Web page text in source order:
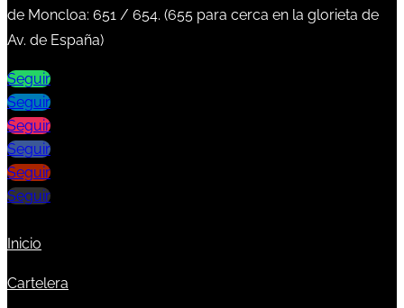
de Moncloa: 651 / 654. (655 para cerca en la glorieta de
Av. de España)
Seguir
Seguir
Seguir
Seguir
Seguir
Seguir
Inicio
Cartelera